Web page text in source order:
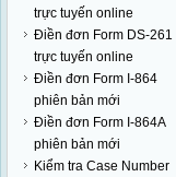
trực tuyến online
Điền đơn Form DS-261
trực tuyến online
Điền đơn Form I-864
phiên bản mới
Điền đơn Form I-864A
phiên bản mới
Kiểm tra Case Number